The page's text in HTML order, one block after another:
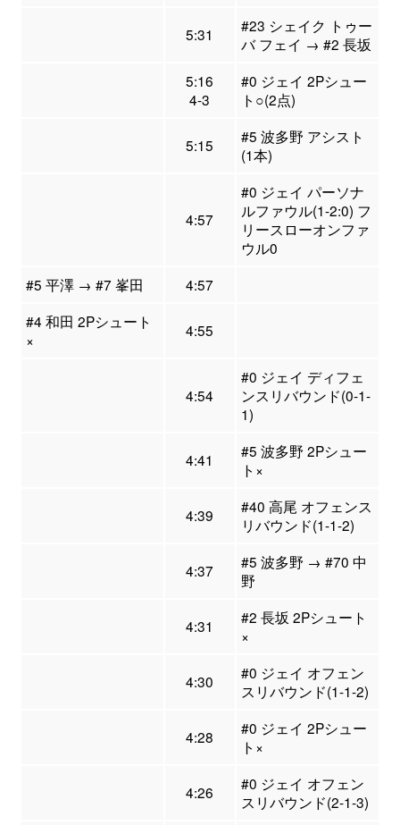
5:31
#23 シェイク トゥー
バ フェイ → #2 長坂
5:16
4-3
#0 ジェイ 2Pシュー
ト○(2点)
5:15
#5 波多野 アシスト
(1本)
4:57
#0 ジェイ パーソナ
ルファウル(1-2:0) フ
リースローオンファ
ウル0
#5 平澤 → #7 峯田
4:57
#4 和田 2Pシュート
×
4:55
4:54
#0 ジェイ ディフェ
ンスリバウンド(0-1-
1)
4:41
#5 波多野 2Pシュー
ト×
4:39
#40 高尾 オフェンス
リバウンド(1-1-2)
4:37
#5 波多野 → #70 中
野
4:31
#2 長坂 2Pシュート
×
4:30
#0 ジェイ オフェン
スリバウンド(1-1-2)
4:28
#0 ジェイ 2Pシュー
ト×
4:26
#0 ジェイ オフェン
スリバウンド(2-1-3)